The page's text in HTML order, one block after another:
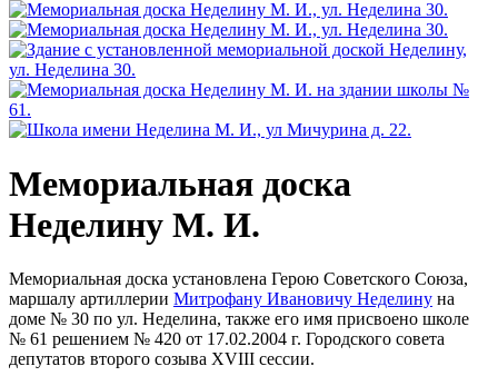
Мемориальная доска
Неделину М. И.
Мемориальная доска установлена Герою Советского Союза,
маршалу артиллерии Митрофану Ивановичу Неделину на
доме № 30 по ул. Неделина, также его имя присвоено школе
№ 61 решением № 420 от 17.02.2004 г. Городского совета
депутатов второго созыва XVIII сессии.